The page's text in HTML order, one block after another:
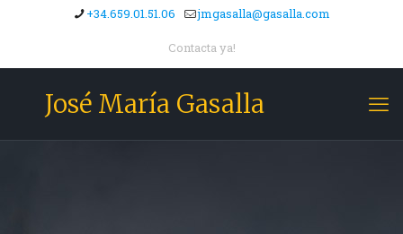
+34.659.01.51.06 jmgasalla@gasalla.com
Contacta ya!
José María Gasalla